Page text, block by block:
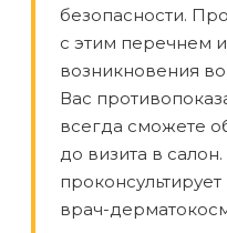
депиляция
Бикини-
Мастера
Отзывы
Материалы
инструменты
ответы
Статьи
ВАЖНО
Подготовка
процедуре
эпиляции
воском
КОНТАКТЫ
безопасности.
с этим перечнем
возникновения
Вас
всегда сможете
до визита в
врач-